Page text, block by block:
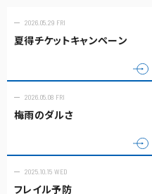
2026.05.29 FRI
夏得チケットキャンペーン
2026.05.08 FRI
梅雨のダルさ
2025.10.15 WED
フレイル予防